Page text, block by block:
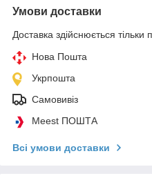
Умови доставки
Доставка здійснюється тільки
Нова Пошта
Укрпошта
Самовивіз
Meest ПОШТА
Всі умови доставки